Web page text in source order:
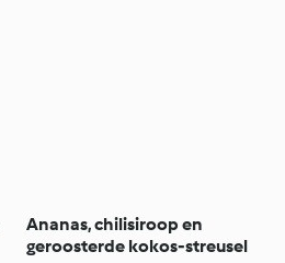
Ananas, chilisiroop en
geroosterde kokos-streusel